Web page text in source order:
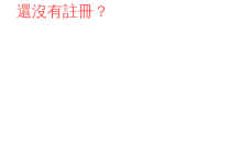
還沒有註冊？